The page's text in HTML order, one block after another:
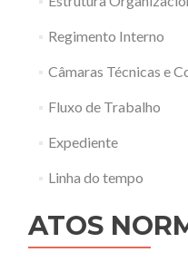
Regimento Interno
Câmaras Técnicas e
Fluxo de Trabalho
Expediente
Linha do tempo
ATOS